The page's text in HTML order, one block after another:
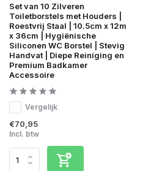
Set van 10 Zilveren
Toiletborstels met Houders |
Roestvrij Staal | 10.5cm x 12m
x 36cm | Hygiënische
Siliconen WC Borstel | Stevig
Handvat | Diepe Reiniging en
Premium Badkamer
Accessoire
Vergelijk
€70,95
Incl. btw